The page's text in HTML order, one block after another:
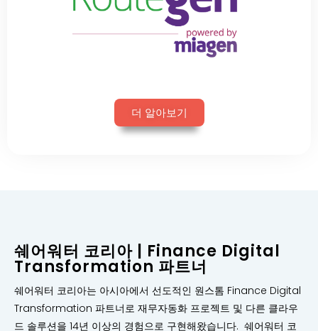
더 알아보기
쉐어워터 코리아 | Finance Digital
Transformation 파트너
쉐어워터 코리아는 아시아에서 선도적인 원스톰 Finance Digital
Transformation 파트너로 재무자동화 프로젝트 및 다른 클라우
드 솔루션을 14년 이상의 경험으로 구현해왔습니다. 쉐어워터 코